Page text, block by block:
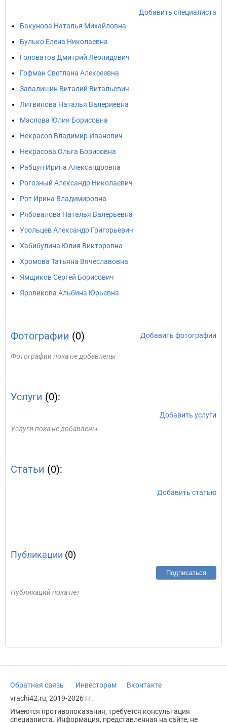
Добавить специалиста
Бакунова Наталья Михайловна
Булько Елена Николаевна
Головатов Дмитрий Леонидович
Гофман Светлана Алексеевна
Завалишин Виталий Витальевич
Литвинова Наталья Валериевна
Маслова Юлия Борисовна
Некрасов Владимир Иванович
Некрасова Ольга Борисовна
Рабцун Ирина Александровна
Рогозный Александр Николаевич
Рот Ирина Владимировна
Рябовалова Наталья Валерьевна
Усольцев Александр Григорьевич
Хабибулина Юлия Викторовна
Хромова Татьяна Вячеславовна
Ямщиков Сергей Борисович
Яровикова Альбина Юрьевна
Фотографии (0) Добавить фотографии
Фотографии пока не добавлены
Услуги (0):
Добавить услуги
Услуги пока не добавлены
Статьи (0):
Добавить статью
Публикации (0)
Подписаться
Публикаций пока нет
Обратная связь Инвесторам
Вконтакте
vrachi42.ru, 2019-2026 гг.
Имеются противопоказания, требуется консультация
специалиста. Информация, представленная на сайте, не